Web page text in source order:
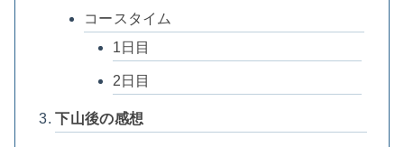
コースタイム
1日目
2日目
下山後の感想